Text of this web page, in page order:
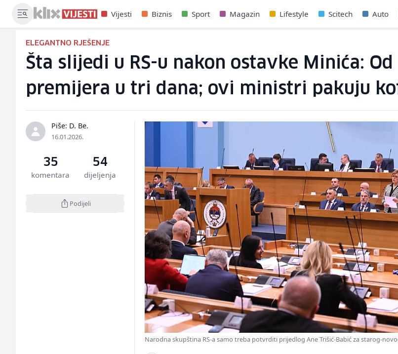
Vijesti Biznis Sport Magazin Lifestyle Scitech Auto
ELEGANTNO RJEŠENJE
Šta slijedi u RS-u nakon ostavke Minića:
premijera u tri dana; ovi ministri pakuju
Piše: D. Be.
16.01.2026.
35
komentara
54
dijeljenja
Podijeli
Narodna skupština RS-a samo treba potvrditi prijedlog Ane Trišić-Babić za starog-